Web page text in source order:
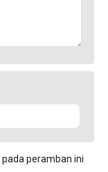
peramban ini